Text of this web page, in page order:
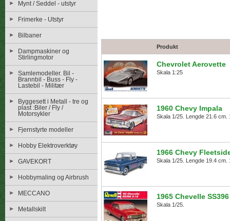
Mynt / Seddel - utstyr
Frimerke - Utstyr
Bilbaner
Dampmaskiner og
Stirlingmotor
Samlemodeller. Bil -
Brannbil - Buss - Fly -
Lastebil - Militær
Byggesett i Metall - tre og
plast :Biler / Fly /
Motorsykler
Fjernstyrte modeller
Hobby Elektroverktøy
GAVEKORT
Hobbymaling og Airbrush
MECCANO
Metallskilt
Produkt
Chevrolet Aerovette
Skala 1:25
1960 Chevy Impala
Skala 1/25. Lengde 21.6 cm.
1966 Chevy
Skala 1/25. Lengde 19.4 cm.
1965 Chevelle
Skala 1/25.